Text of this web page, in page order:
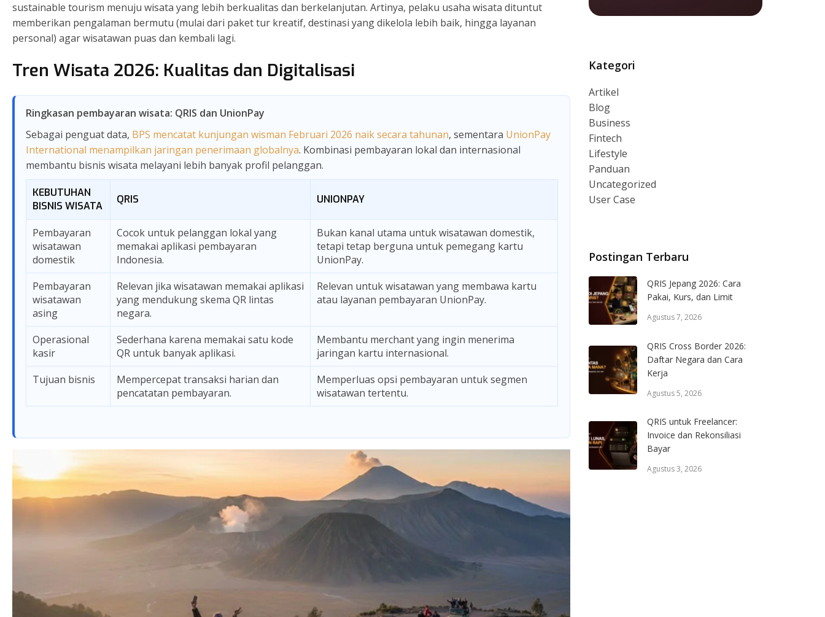
sustainable tourism menuju wisata yang lebih berkualitas dan berkelanjutan. Artinya, pelaku usaha wisata dituntut
memberikan pengalaman bermutu (mulai dari paket tur kreatif, destinasi yang dikelola lebih baik, hingga layanan
personal) agar wisatawan puas dan kembali lagi.
Tren Wisata 2026: Kualitas dan Digitalisasi
Ringkasan pembayaran wisata: QRIS dan UnionPay
Sebagai penguat data, BPS mencatat kunjungan wisman Februari 2026 naik secara tahunan, sementara UnionPay
International menampilkan jaringan penerimaan globalnya. Kombinasi pembayaran lokal dan internasional
membantu bisnis wisata melayani lebih banyak profil pelanggan.
KEBUTUHAN
BISNIS WISATA
QRIS UNIONPAY
Pembayaran
wisatawan
domestik
Cocok untuk pelanggan lokal yang
memakai aplikasi pembayaran
Indonesia.
Bukan kanal utama untuk wisatawan domestik,
tetapi tetap berguna untuk pemegang kartu
UnionPay.
Pembayaran
wisatawan
asing
Relevan jika wisatawan memakai aplikasi
yang mendukung skema QR lintas
negara.
Relevan untuk wisatawan yang membawa kartu
atau layanan pembayaran UnionPay.
Operasional
kasir
Sederhana karena memakai satu kode
QR untuk banyak aplikasi.
Membantu merchant yang ingin menerima
jaringan kartu internasional.
Tujuan bisnis
Mempercepat transaksi harian dan
pencatatan pembayaran.
Memperluas opsi pembayaran untuk segmen
wisatawan tertentu.
Kategori
Artikel
Blog
Business
Fintech
Lifestyle
Panduan
Uncategorized
User Case
Postingan Terbaru
QRIS Jepang 2026: Cara
Pakai, Kurs, dan Limit
Agustus 7, 2026
QRIS Cross Border 2026:
Daftar Negara dan Cara
Kerja
Agustus 5, 2026
QRIS untuk Freelancer:
Invoice dan Rekonsiliasi
Bayar
Agustus 3, 2026